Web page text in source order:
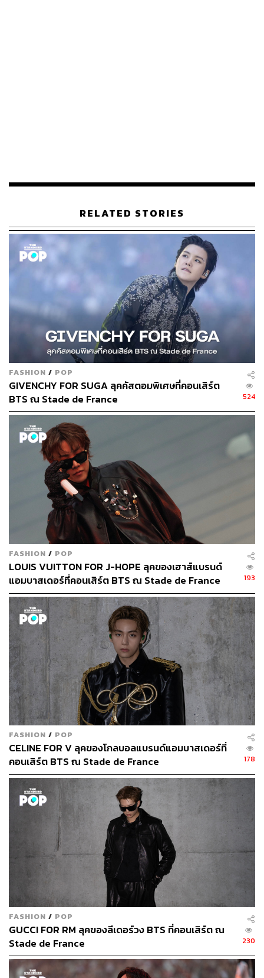
RELATED STORIES
FASHION / POP
GIVENCHY FOR SUGA ลุคคัสตอมพิเศษที่คอนเสิร์ต
BTS ณ Stade de France
524
FASHION / POP
LOUIS VUITTON FOR J-HOPE ลุคของเฮาส์แบรนด์
แอมบาสเดอร์ที่คอนเสิร์ต BTS ณ Stade de France
193
FASHION / POP
CELINE FOR V ลุคของโกลบอลแบรนด์แอมบาสเดอร์ที่
คอนเสิร์ต BTS ณ Stade de France
178
FASHION / POP
GUCCI FOR RM ลุคของลีเดอร์วง BTS ที่คอนเสิร์ต ณ
Stade de France
230